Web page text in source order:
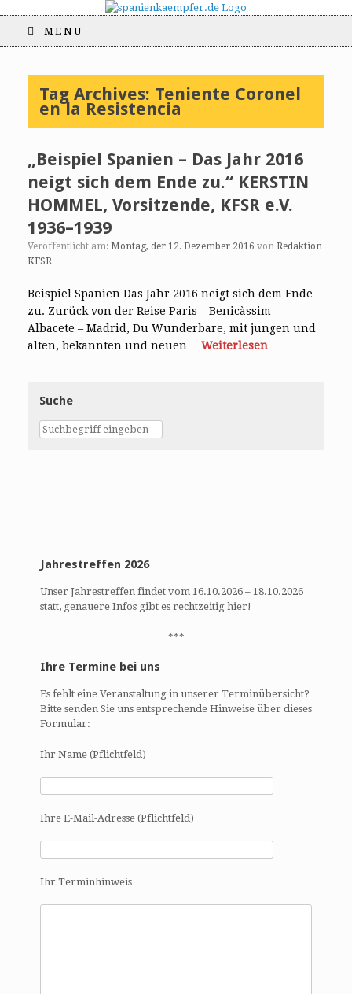
MENU
Tag Archives: Teniente Coronel
en la Resistencia
„Beispiel Spanien – Das Jahr 2016
neigt sich dem Ende zu.“ KERSTIN
HOMMEL, Vorsitzende, KFSR e.V.
1936–1939
Veröffentlicht am: Montag, der 12. Dezember 2016 von Redaktion
KFSR
Beispiel Spanien Das Jahr 2016 neigt sich dem Ende
zu. Zurück von der Reise Paris – Benicàssim –
Albacete – Madrid, Du Wunderbare, mit jungen und
alten, bekannten und neuen… Weiterlesen
Suche
Jahrestreffen 2026
Unser Jahrestreffen findet vom 16.10.2026 – 18.10.2026
statt, genauere Infos gibt es rechtzeitig hier!
***
Ihre Termine bei uns
Es fehlt eine Veranstaltung in unserer Terminübersicht?
Bitte senden Sie uns entsprechende Hinweise über dieses
Formular:
Ihr Name (Pflichtfeld)
Ihre E-Mail-Adresse (Pflichtfeld)
Ihr Terminhinweis